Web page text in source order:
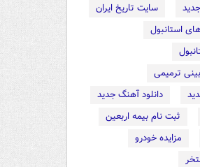
سایت تاریخ ایران
استانبول
ترمیمی
دانلود آهنگ جدید
ثبت نام بیمه اربعین
مزایده خودرو